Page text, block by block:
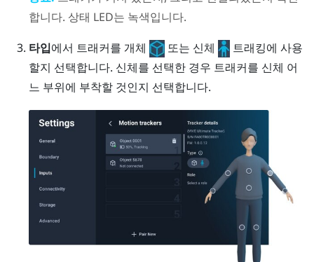
합니다. 상태 LED는 녹색입니다.
타입에서 트래커를 개체 또는 신체
트래킹에 사용
할지 선택합니다. 신체를 선택한 경우 트래커를 신체 어
느 부위에 부착할 것인지 선택합니다.